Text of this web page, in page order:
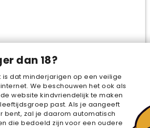
dan 18?
dat minderjarigen op een veilige
We beschouwen het ook als
website kindvriendelijk te maken
past. Als je aangeeft
bent, zal je daarom automatisch
die bedoeld zijn voor een oudere
2
Marble Sort